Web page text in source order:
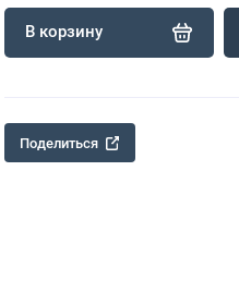
В корзину
Поделиться